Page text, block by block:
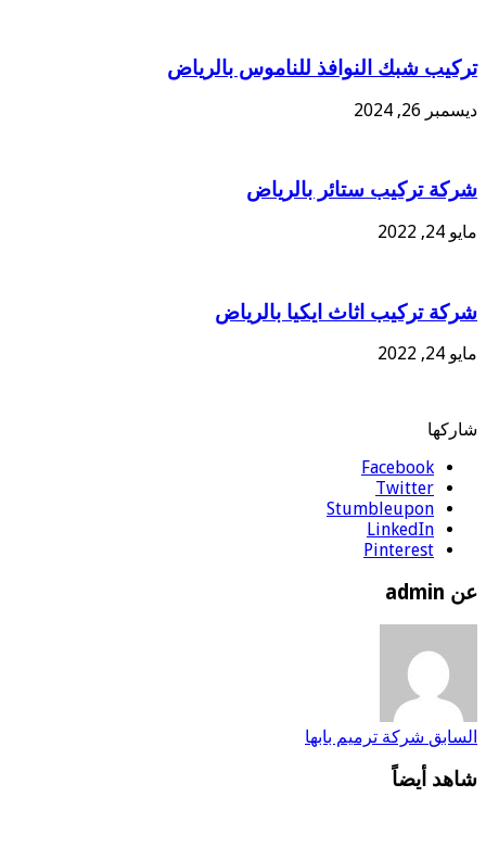
تركيب شبك النوافذ للناموس بالرياض
ديسمبر 26, 2024
شركة تركيب ستائر بالرياض
مايو 24, 2022
شركة تركيب اثاث ايكيا بالرياض
مايو 24, 2022
شاركها
Facebook
Twitter
Stumbleupon
LinkedIn
Pinterest
عن admin
السابق شركة ترميم بابها
شاهد أيضاً